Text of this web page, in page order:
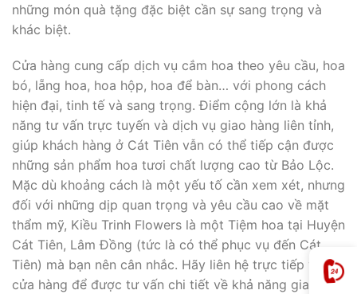
những món quà tặng đặc biệt cần sự sang trọng và
khác biệt.
Cửa hàng cung cấp dịch vụ cắm hoa theo yêu cầu, hoa
bó, lẵng hoa, hoa hộp, hoa để bàn… với phong cách
hiện đại, tinh tế và sang trọng. Điểm cộng lớn là khả
năng tư vấn trực tuyến và dịch vụ giao hàng liên tỉnh,
giúp khách hàng ở Cát Tiên vẫn có thể tiếp cận được
những sản phẩm hoa tươi chất lượng cao từ Bảo Lộc.
Mặc dù khoảng cách là một yếu tố cần xem xét, nhưng
đối với những dịp quan trọng và yêu cầu cao về mặt
thẩm mỹ, Kiều Trinh Flowers là một Tiệm hoa tại Huyện
Cát Tiên, Lâm Đồng (tức là có thể phục vụ đến Cát
Tiên) mà bạn nên cân nhắc. Hãy liên hệ trực tiếp với
cửa hàng để được tư vấn chi tiết về khả năng giao